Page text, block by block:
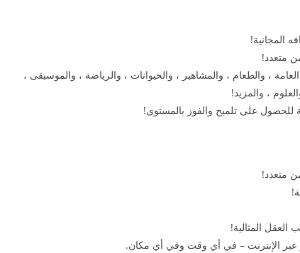
المجانية!
متعدد!
ذلك: المعرفة العامة ، والطعام ، والمشاهير ، والحيوانات ، والرياضة ، والموسيقى ،
، والمزيد!
للحصول على تلميح والفوز بالمستوى!
متعدد!
المثالية!
أو عبر الإنترنت – في أي وقت وفي أي مكان.